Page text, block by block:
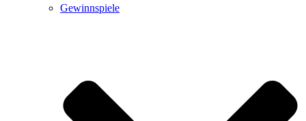
Gewinnspiele